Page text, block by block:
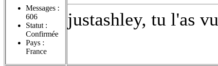
Messages :
606
Statut :
Confirmée
Pays :
France
justashley, tu l'as